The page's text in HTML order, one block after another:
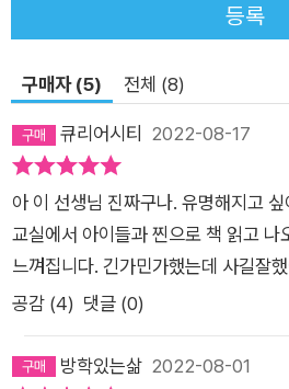
요!” “쉬는 시간 줄여도 돼요!”와 같은
있는데, 마치 교실에서 책을 함께 읽
으로 엿보는 듯한 느낌을 선사한다. 동화라는 따뜻한 위로, 적극
적인 응원 질문을 만들고 생각을 넓히는 동화
을 읽은 시간은 나뿐 아니라 훗날 아이
는 반딧불 같은 빛이 되리라 믿는다.
게 해주길 바란다.” _ 본문 중에서 좋은 책은 아이와 어른을 가리
지 않는다. 책은 생각을 키우고, 미묘
며, 깊은 이야기를 나눌 수 있게 하는
읽은 책만큼 내밀하고 긴밀하게 마음
가 어디에 또 있을까. 언젠가부터 책
누구보다 진심인 전문가가 된 저자는
등록
구매자 (5) 전체 (8)
큐리어시티 2022-08-17
아 이 선생님 진짜구나. 유명해지고
교실에서 아이들과 찐으로 책 읽고 나
느껴집니다. 긴가민가했는데 사길잘
공감 (4) 댓글 (0)
방학있는삶 2022-08-01